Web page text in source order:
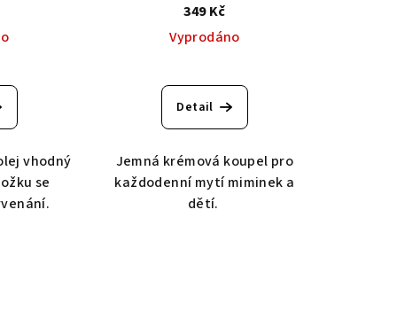
vhodný
se
349 Kč
Vyprodáno
Detail
Jemná krémová koupel pro
každodenní mytí miminek a
dětí.